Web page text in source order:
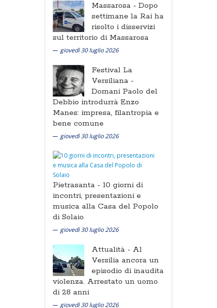
Massarosa - Dopo
settimane la Rai ha
risolto i disservizi
sul territorio di Massarosa
giovedì 30 luglio 2026
Festival La
Versiliana -
Domani Paolo del
Debbio introdurrà Enzo
Manes: impresa, filantropia e
bene comune
giovedì 30 luglio 2026
Pietrasanta - 10 giorni di
incontri, presentazioni e
musica alla Casa del Popolo
di Solaio
giovedì 30 luglio 2026
Attualità - Al
Versilia ancora un
episodio di inaudita
violenza. Arrestato un uomo
di 28 anni
giovedì 30 luglio 2026